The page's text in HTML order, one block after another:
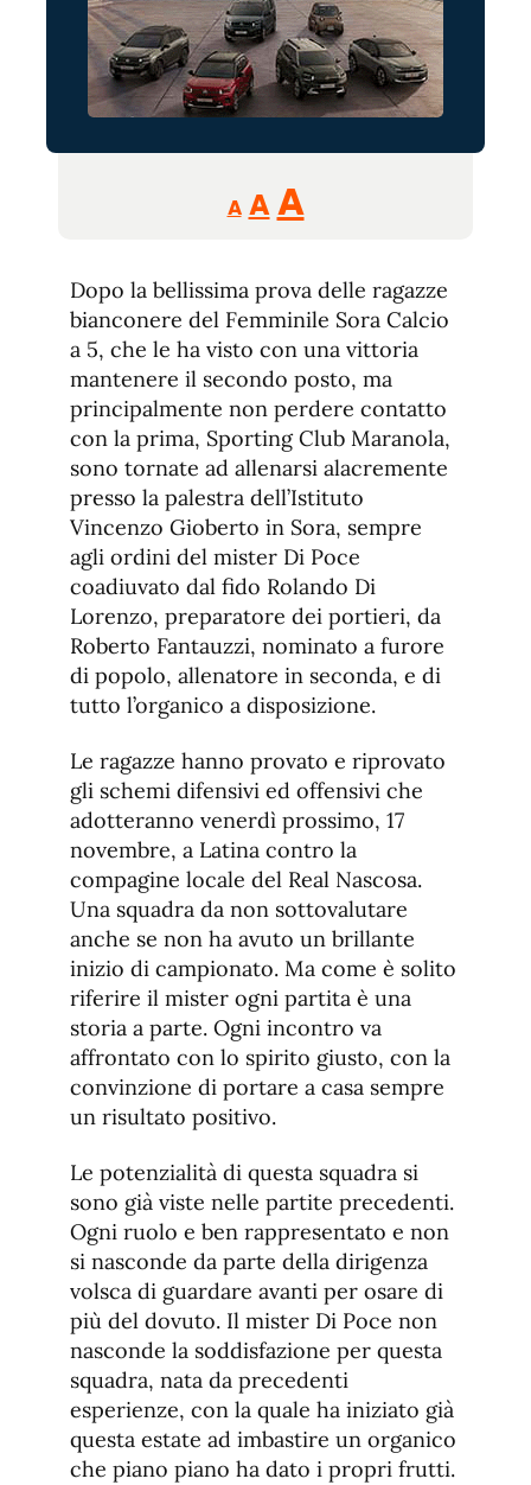
A
Reducir
tamaño
A Restablecer
fuente
AAumentar
de
fuente.
Dopo la bellissima prova delle ragazze
bianconere del Femminile Sora Calcio
a 5, che le ha visto con una vittoria
mantenere il secondo posto, ma
principalmente non perdere contatto
con la prima, Sporting Club Maranola,
sono tornate ad allenarsi alacremente
presso la palestra dell’Istituto
Vincenzo Gioberto in Sora, sempre
agli ordini del mister Di Poce
coadiuvato dal fido Rolando Di
Lorenzo, preparatore dei portieri, da
Roberto Fantauzzi, nominato a furore
di popolo, allenatore in seconda, e di
tutto l’organico a disposizione.
Le ragazze hanno provato e riprovato
gli schemi difensivi ed offensivi che
adotteranno venerdì prossimo, 17
novembre, a Latina contro la
compagine locale del Real Nascosa.
Una squadra da non sottovalutare
anche se non ha avuto un brillante
inizio di campionato. Ma come è solito
riferire il mister ogni partita è una
storia a parte. Ogni incontro va
affrontato con lo spirito giusto, con la
convinzione di portare a casa sempre
un risultato positivo.
Le potenzialità di questa squadra si
sono già viste nelle partite precedenti.
Ogni ruolo e ben rappresentato e non
si nasconde da parte della dirigenza
volsca di guardare avanti per osare di
più del dovuto. Il mister Di Poce non
nasconde la soddisfazione per questa
squadra, nata da precedenti
esperienze, con la quale ha iniziato già
questa estate ad imbastire un organico
che piano piano ha dato i propri frutti.